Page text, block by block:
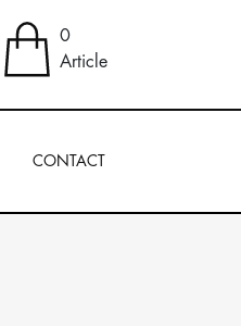
0
Article
CONTACT